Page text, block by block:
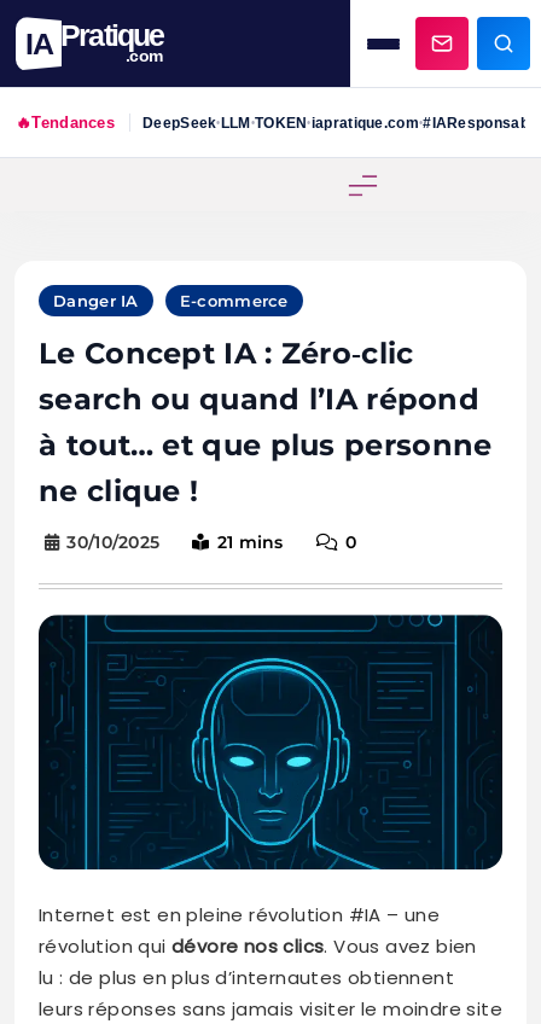
IA Pratique
.com
🔥Tendances DeepSeek•LLM•TOKEN•iapratique.com•#IAResponsable
Danger IA E-commerce
Le Concept IA : Zéro‑clic
search ou quand l’IA répond
à tout… et que plus personne
ne clique !
30/10/2025 21 mins 0
Internet est en pleine révolution #IA – une
révolution quidévore nos clics. Vous avez bien
lu : de plus en plus d’internautes obtiennent
leurs réponses sans jamais visiter le moindre site